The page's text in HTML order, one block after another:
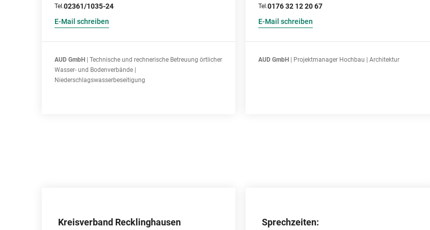
Tel.02361/1035-24
E-Mail schreiben
AUD GmbH
| Technische und rechnerische Betreuung örtlicher
Wasser- und Bodenverbände |
Niederschlagswasserbeseitigung
Tel.0176 32 12 20 67
E-Mail schreiben
AUD GmbH | Projektmanager Hochbau | Architektur
Kreisverband Recklinghausen
Sprechzeiten: